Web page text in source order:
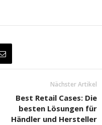
Nächster Artikel
Best Retail Cases: Die
besten Lösungen für
Händler und Hersteller